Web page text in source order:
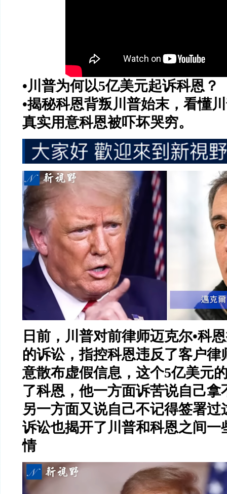
•川普为何以5亿美元起诉科恩？
•揭秘科恩背叛川普始末，看懂
真实用意科恩被吓坏哭穷。
日前，川普对前律师迈克尔•科
的诉讼，指控科恩违反了客户律
意散布虚假信息，这个5亿美元
了科恩，他一方面诉苦说自己拿
另一方面又说自己不记得签署过
诉讼也揭开了川普和科恩之间一
情